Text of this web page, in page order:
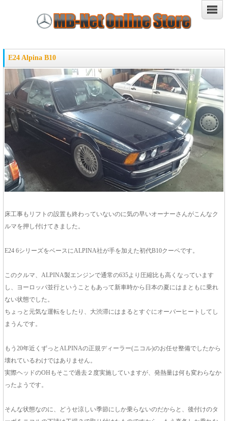
E24 Alpina B10
床工事もリフトの設置も終わっていないのに気の早いオーナーさんがこんなク
ルマを押し付けてきました。
E24 6シリーズをベースにALPINA社が手を加えた初代B10クーペです。
このクルマ、ALPINA製エンジンで通常の635より圧縮比も高くなっています
し、ヨーロッパ並行ということもあって新車時から日本の夏にはまともに乗れ
ない状態でした。
ちょっと元気な運転をしたり、大渋滞にはまるとすぐにオーバーヒートしてし
まうんです。
もう20年近くずっとALPINAの正規ディーラー(ニコル)のお任せ整備でしたから
壊れているわけではありません。
実際ヘッドのOHもそこで過去２度実施していますが、発熱量は何も変わらなか
ったようです。
そんな状態なのに、どうせ涼しい季節にしか乗らないのだからと、後付けのタ